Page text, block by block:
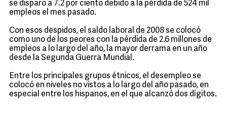
se disparo a 7.2 por ciento debido a la pérdida de 524 mil
empleos el mes pasado.
Con esos despidos, el saldo laboral de 2008 se colocó
como uno de los peores con la pérdida de 2.6 millones de
empleos a lo largo del año, la mayor derrama en un año
desde la Segunda Guerra Mundial.
Entre los principales grupos étnicos, el desempleo se
colocó en niveles no vistos a lo largo del año pasado, en
especial entre los hispanos, en el que alcanzó dos dígitos.